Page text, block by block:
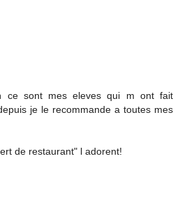
ce sont mes eleves qui m ont fait
je le recommande a toutes mes
de restaurant" l adorent!